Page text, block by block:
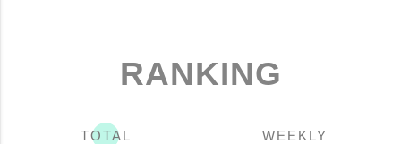
RANKING
TOTAL WEEKLY